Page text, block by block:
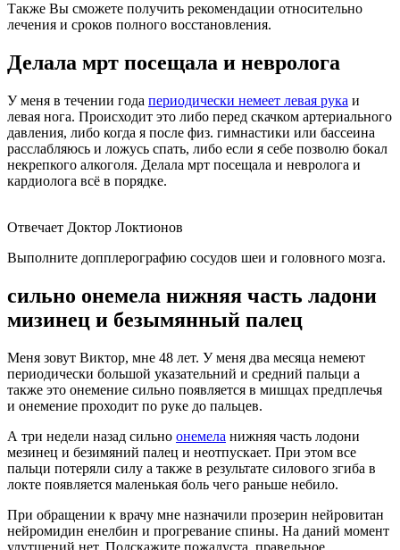
Также Вы сможете получить рекомендации относительно
лечения и сроков полного восстановления.
Делала мрт посещала и невролога
У меня в течении года периодически немеет левая рука и
левая нога. Происходит это либо перед скачком артериального
давления, либо когда я после физ. гимнастики или бассеина
расслабляюсь и ложусь спать, либо если я себе позволю бокал
некрепкого алкоголя. Делала мрт посещала и невролога и
кардиолога всё в порядке.
Отвечает Доктор Локтионов
Выполните допплерографию сосудов шеи и головного мозга.
сильно онемела нижняя часть ладони
мизинец и безымянный палец
Меня зовут Виктор, мне 48 лет. У меня два месяца немеют
периодически большой указательний и средний пальци а
также это онемение сильно появляется в мишцах предплечья
и онемение проходит по руке до пальцев.
А три недели назад сильно онемела нижняя часть лодони
мезинец и безимяний палец и неотпускает. При этом все
пальци потеряли силу а также в результате силового згиба в
локте появляется маленькая боль чего раньше небило.
При обращении к врачу мне назначили прозерин нейровитан
нейромидин енелбин и прогревание спины. На даний момент
улутшений нет. Подскажите пожалуста, правельное